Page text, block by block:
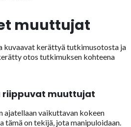
muuttujat
kuvaavat kerättyä tutkimusotosta ja
otos tutkimuksen kohteena
muuttujat
ajatellaan vaikuttavan kokeen
tämä on tekijä, jota manipuloidaan.